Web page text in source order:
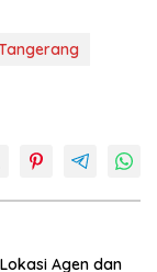
Agen dan